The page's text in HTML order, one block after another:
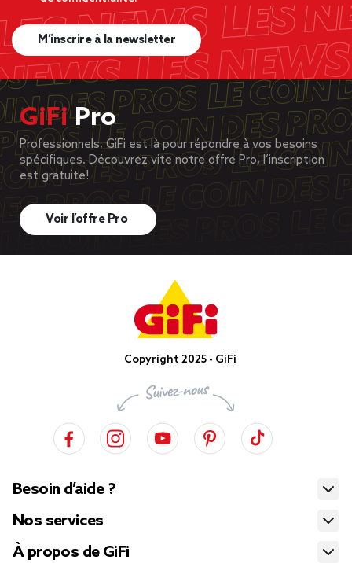
M’inscrire à la newsletter
GiFiPro
Professionnels, GiFi est là pour répondre à vos besoins
spécifiques. Découvrez vite notre offre Pro, l’inscription
est gratuite!
Voir l’offre Pro
Copyright 2025 - GiFi
Besoin d’aide ?
Nos services
À propos de GiFi